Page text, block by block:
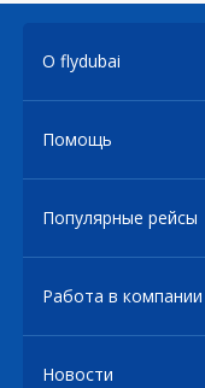
О flydubai
Помощь
Популярные рейсы
Работа в компании
Новости